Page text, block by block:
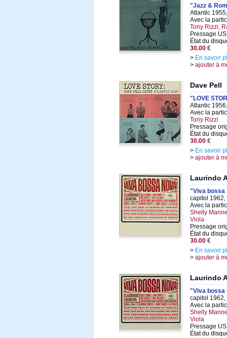
"Jazz &
Atlantic
Avec la
Tony Rizzi,
Pressage
État du
30.00 €
> En savoir
> ajouter à
Dave Pell
"LOVE
Atlantic
Avec la
Tony Rizzi
Pressage
État du
30.00 €
> En savoir
> ajouter à
Laurindo
"Viva bossa
capitol 1962,
Avec la
Shelly
Viola
Pressage
État du
30.00 €
> En savoir
> ajouter à
Laurindo
"Viva bossa
capitol 1962,
Avec la
Shelly
Viola
Pressage
État du